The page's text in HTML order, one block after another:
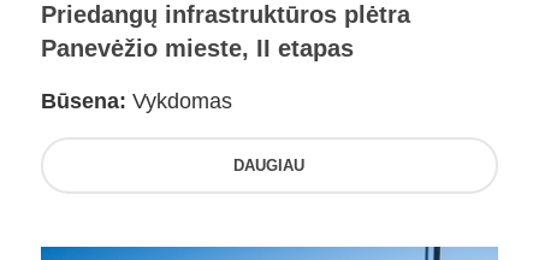
Priedangų infrastruktūros plėtra
Panevėžio mieste, II etapas
Būsena: Vykdomas
DAUGIAU